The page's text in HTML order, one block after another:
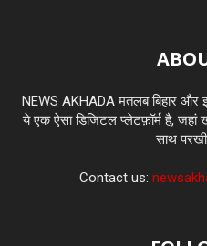
NEWS AKHADA मतलब बिहार
ये एक ऐसा डिजिटल प्लेटफ़ॉर्म है, जहां
साथ
Contact us: